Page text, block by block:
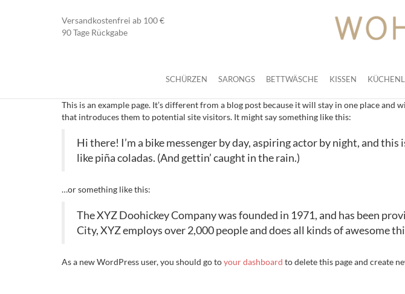
Versandkostenfrei ab 100 €
90 Tage Rückgabe
SCHÜRZEN SARONGS BETTWÄSCHE KISSEN
This is an example page. It’s different from a blog post because it will stay in one place
that introduces them to potential site visitors. It might say something like this:
Hi there! I’m a bike messenger by day, aspiring actor by night, and
like piña coladas. (And gettin’ caught in the rain.)
…or something like this:
The XYZ Doohickey Company was founded in 1971, and has been
City, XYZ employs over 2,000 people and does all kinds of awesome
As a new WordPress user, you should go toyour dashboard to delete this page and create